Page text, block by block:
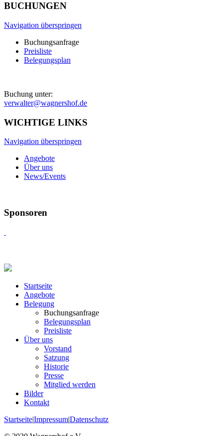
BUCHUNGEN
Navigation überspringen
Buchungsanfrage
Preisliste
Belegungsplan
Buchung unter:
verwalter@wagnershof.de
WICHTIGE LINKS
Navigation überspringen
Angebote
Über uns
News/Events
Sponsoren
Startseite
Angebote
Belegung
Buchungsanfrage
Belegungsplan
Preisliste
Über uns
Vorstand
Satzung
Historie
Presse
Mitglied werden
Bilder
Kontakt
Startseite|Impressum|Datenschutz